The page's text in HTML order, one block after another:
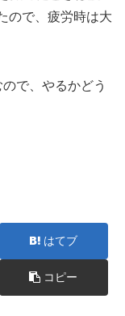
ので、疲労時は大
で、やるかどう
はてブ
コピー